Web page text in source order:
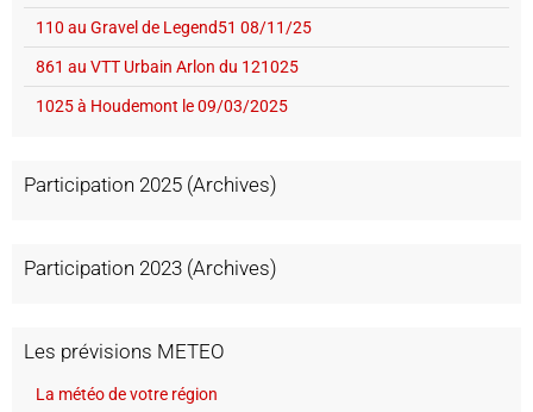
110 au Gravel de Legend51 08/11/25
861 au VTT Urbain Arlon du 121025
1025 à Houdemont le 09/03/2025
Participation 2025 (Archives)
Participation 2023 (Archives)
Les prévisions METEO
La météo de votre région